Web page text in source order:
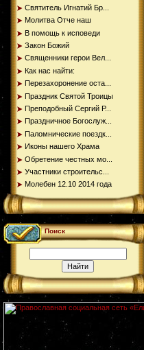
Святитель Игнатий Бр...
Молитва Отче наш
В помощь к исповеди
Закон Божий
Священники герои Вел...
Как нас найти:
Перезахоронение оста...
Праздник Святой Троицы
Преподобный Сергий Р...
Праздничное Богослуж...
Паломнические поездк...
Иконы нашего Храма
Обретение честных мо...
Участники строительс...
Молебен 12.10 2014 года
Поиск